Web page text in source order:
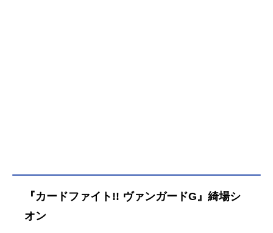
イア：八代拓翡翠臣疾：福山潤卯咲
もふ：東山奈央マイロ・モリアーテ
『カードファイト!! ヴァンガードG』綺場シ
オン